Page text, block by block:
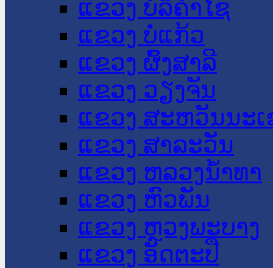
ແຂວງ ບໍລິຄໍາໄຊ
ແຂວງ ບໍ່ແກ້ວ
ແຂວງ ຜົ້ງສາລີ
ແຂວງ ວຽງຈັນ
ແຂວງ ສະຫວັນນະ
ແຂວງ ສາລະວັນ
ແຂວງ ຫລວງນໍ້າທາ
ແຂວງ ຫົວພັນ
ແຂວງ ຫຼວງພະບາງ
ແຂວງ ອັດຕະປື